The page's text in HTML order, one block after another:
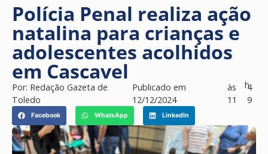
Polícia Penal realiza ação
natalina para crianças e
adolescentes acolhidos
em Cascavel
Por: Redação Gazeta de
Toledo
Publicado em
12/12/2024
às
11
h4
9
Facebook WhatsApp LinkedIn